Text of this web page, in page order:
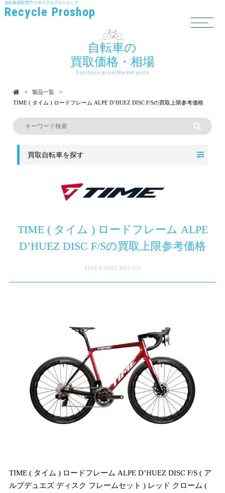
自転車買取専門 リサイクルプロショップ
Recycle Proshop
自転車の
買取価格・相場
Purchase price/Market price
製品一覧
TIME ( タイム ) ロードフレーム ALPE D’HUEZ DISC F/Sの買取上限参考価格
TIME ( タイム ) ロードフレーム ALPE
D’HUEZ DISC F/Sの買取上限参考価格
ALPE D’HUEZ DISC F/S
TIME ( タイム ) ロードフレーム ALPE D’HUEZ DISC F/S ( ア
ルプデュエズ ディスク フレームセット ) レッド クローム (
買取自転車を探す